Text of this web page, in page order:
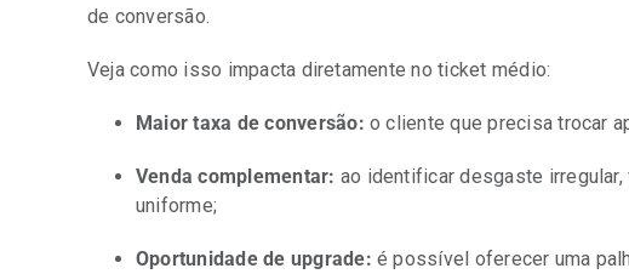
de conversão.
Veja como isso impacta diretamente no ticket médio:
Maior taxa de conversão: o cliente que precisa trocar
Venda complementar: ao identificar desgaste
uniforme;
Oportunidade de upgrade: é possível oferecer uma